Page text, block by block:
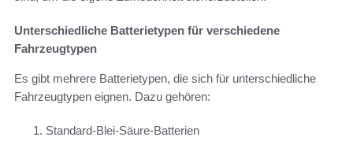
Unterschiedliche Batterietypen für verschiedene
Fahrzeugtypen
Es gibt mehrere Batterietypen, die sich für unterschiedliche
Fahrzeugtypen eignen. Dazu gehören:
Standard-Blei-Säure-Batterien